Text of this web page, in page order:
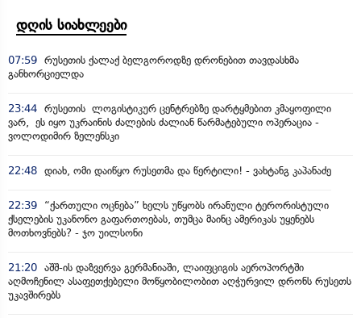
დღის სიახლეები
07:59 რუსეთის ქალაქ ბელგოროდზე დრონებით თავდასხმა
განხორციელდა
23:44 რუსეთის ლოგისტიკურ ცენტრებზე დარტყმებით კმაყოფილი
ვარ, ეს იყო უკრაინის ძალების ძალიან წარმატებული ოპერაცია -
ვოლოდიმირ ზელენსკი
22:48 დიახ, ომი დაიწყო რუსეთმა და წერტილი! - ვახტანგ კაპანაძე
22:39
“ქართული ოცნება” ხელს უწყობს ირანული ტერორისტული
ქსელების უკანონო გაფართოებას, თუმცა მაინც ამერიკას უყენებს
მოთხოვნებს? - ჯო უილსონი
21:20 აშშ-ის დაზვერვა გერმანიაში, ლაიფციგის აეროპორტში
აღმოჩენილ ასაფეთქებელი მოწყობილობით აღჭურვილ დრონს რუსეთს
უკავშირებს